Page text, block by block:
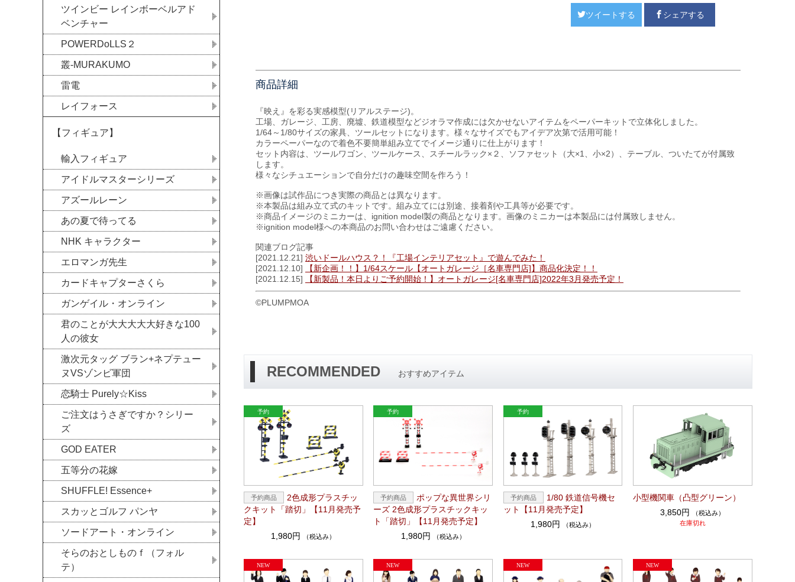
ツイートする シェアする
商品詳細
『映え』を彩る実感模型(リアルステージ)。
工場、ガレージ、工房、廃墟、鉄道模型などジオラマ作成には欠かせないアイテムをペーパーキットで立体化しました。
1/64～1/80サイズの家具、ツールセットになります。様々なサイズでもアイデア次第で活用可能！
カラーペーパーなので着色不要簡単組み立てでイメージ通りに仕上がります！
セット内容は、ツールワゴン、ツールケース、スチールラック×２、ソファセット（大×1、小×2）、テーブル、ついたてが付属致
します。
様々なシチュエーションで自分だけの趣味空間を作ろう！
※画像は試作品につき実際の商品とは異なります。
※本製品は組み立て式のキットです。組み立てには別途、接着剤や工具等が必要です。
※商品イメージのミニカーは、ignition model製の商品となります。画像のミニカーは本製品には付属致しません。
※ignition model様への本商品のお問い合わせはご遠慮ください。
関連ブログ記事
[2021.12.21] 渋いドールハウス？！『工場インテリアセット』で遊んでみた！
[2021.12.10]
【新企画！！】1/64スケール【オートガレージ［名車専門店]】商品化決定！！
[2021.12.15]
【新製品！本日よりご予約開始！】オートガレージ[名車専門店]2022年3月発売予定！
©PLUMPMOA
RECOMMENDED おすすめアイテム
2色成形プラスチッ
クキット「踏切」【11月発売予
定】
1,980円
（税込み）
ポップな異世界シリ
ーズ 2色成形プラスチックキッ
ト「踏切」【11月発売予定】
1,980円
（税込み）
1/80 鉄道信号機セ
ット【11月発売予定】
1,980円
（税込み）
小型機関車（凸型グリーン）
3,850円
（税込み）
在庫切れ
ツインビー レインボーベルアド
ベンチャー
POWERDoLLS２
叢-MURAKUMO
雷電
レイフォース
【フィギュア】
輸入フィギュア
アイドルマスターシリーズ
アズールレーン
あの夏で待ってる
NHK キャラクター
エロマンガ先生
カードキャプターさくら
ガンゲイル・オンライン
君のことが大大大大大好きな100
人の彼女
激次元タッグ ブラン+ネプテュー
ヌVSゾンビ軍団
恋騎士 Purely☆Kiss
ご注文はうさぎですか？シリー
ズ
GOD EATER
五等分の花嫁
SHUFFLE! Essence+
スカッとゴルフ パンヤ
ソードアート・オンライン
そらのおとしものｆ（フォル
テ）